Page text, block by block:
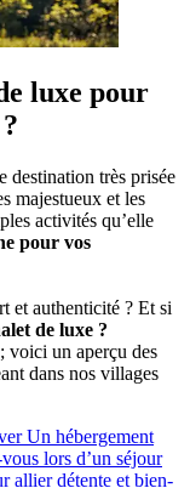
luxe pour
destination très prisée
majestueux et les
activités qu’elle
pour vos
et authenticité ? Et si
de luxe ?
voici un aperçu des
dans nos villages
Un hébergement
lors d’un séjour
allier détente et bien-